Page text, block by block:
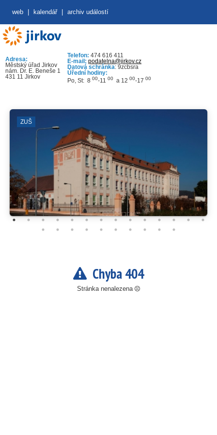
web kalendář archiv událostí
Adresa:
Městský úřad Jirkov
nám. Dr. E. Beneše 1
431 11 Jirkov
Telefon: 474 616 411
E-mail: podatelna@jirkov.cz
Datová schránka: 9zcbsra
Úřední hodiny:
Po, St: 8 00-11 00 a 12 00-17 00
ZUŠ
Chyba 404
Stránka nenalezena